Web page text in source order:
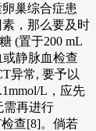
巢综合症患
，那么要及时
(置于200 mL
或静脉血检查
异常, 要予以
L，应先
需再进行
查[8]。倘若